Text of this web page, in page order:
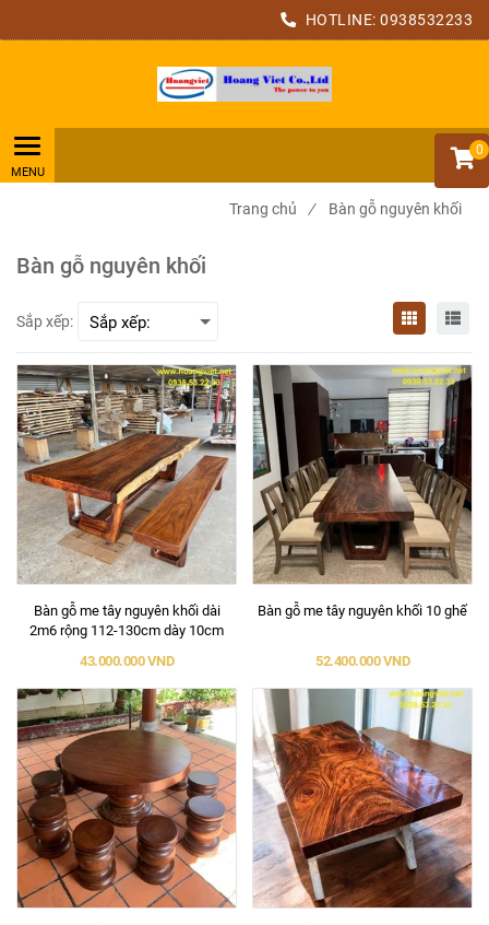
HOTLINE: 0938532233
0
Trang chủ / Bàn gỗ nguyên khối
Bàn gỗ nguyên khối
Sắp xếp:
Bàn gỗ me tây nguyên khối dài
2m6 rộng 112-130cm dày 10cm
43.000.000 VND
Bàn gỗ me tây nguyên khối 10 ghế
52.400.000 VND